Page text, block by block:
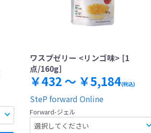
ワスプゼリー <リンゴ味> [1
点/160g]
￥432 ～ ￥5,184(税込)
SteP forward Online
Forward-ジェル